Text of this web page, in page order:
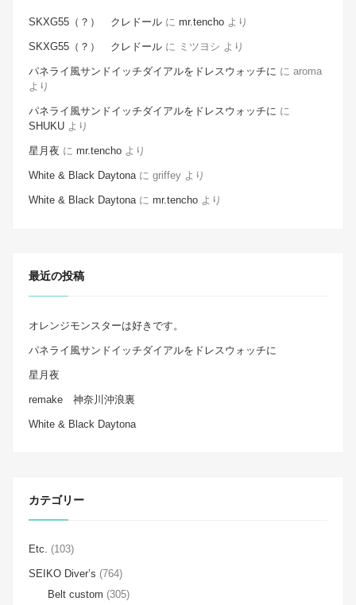
SKXG55（？） クレドール に mr.tencho より
SKXG55（？） クレドール に ミツヨシ より
パネライ風サンドイッチダイアルをドレスウォッチに に aroma
より
パネライ風サンドイッチダイアルをドレスウォッチに に
SHUKU より
星月夜 に mr.tencho より
White & Black Daytonaに griffey より
White & Black Daytonaに mr.tencho より
最近の投稿
オレンジモンスターは好きです。
パネライ風サンドイッチダイアルをドレスウォッチに
星月夜
remake 神奈川沖浪裏
White & Black Daytona
カテゴリー
Etc. (103)
SEIKO Diver’s (764)
Belt custom (305)